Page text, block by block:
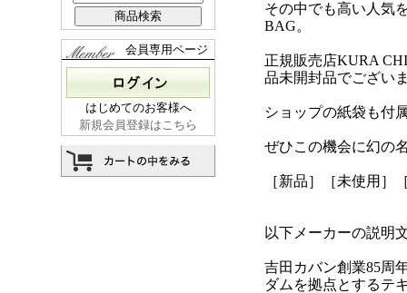
その中でも高い人気
BAG。
正規販売店KURA
品未開封品でござい
ショップの紙袋も付
ぜひこの機会に幻の
［新品］［未使用］
以下メーカーの説明
吉田カバン創業85周
ダムを拠点とするテ
会員専用ページ
はじめてのお客様へ
新規会員登録はこちら